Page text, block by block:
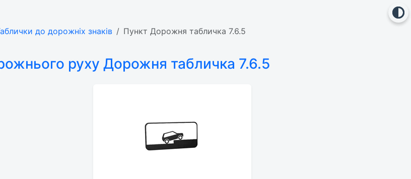
до дорожніх знаків Пункт Дорожня табличка 7.6.5
руху Дорожня табличка 7.6.5